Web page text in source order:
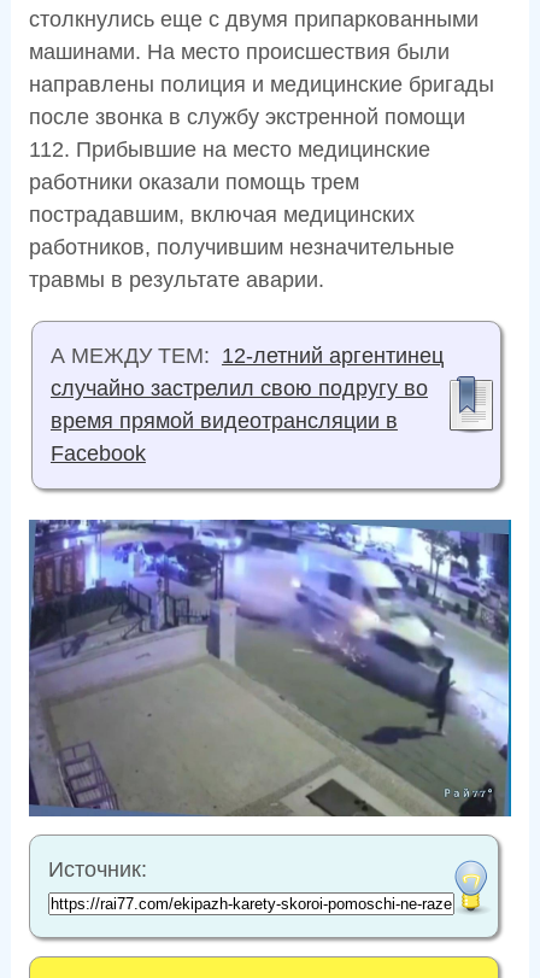
столкнулись еще с двумя припаркованными
машинами. На место происшествия были
направлены полиция и медицинские бригады
после звонка в службу экстренной помощи
112. Прибывшие на место медицинские
работники оказали помощь трем
пострадавшим, включая медицинских
работников, получившим незначительные
травмы в результате аварии.
А МЕЖДУ ТЕМ: 12-летний аргентинец
случайно застрелил свою подругу во
время прямой видеотрансляции в
Facebook
Источник: